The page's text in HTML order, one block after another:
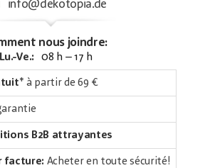
info@dekotopia.de
nous joindre:
Lu.-Ve.: 08 h – 17 h
* à partir de 69 €
B2B attrayantes
facture: Acheter en toute sécurité!